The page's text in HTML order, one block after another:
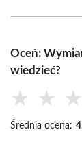
Oceń:
wiedzieć?
★ ★ ★
Średnia ocena: